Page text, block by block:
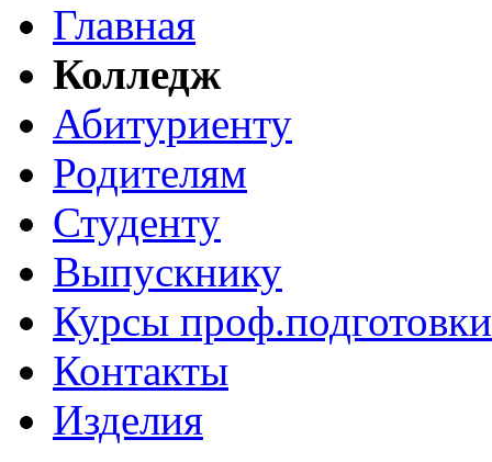
Главная
Колледж
Абитуриенту
Родителям
Студенту
Выпускнику
Курсы проф.подготовки
Контакты
Изделия